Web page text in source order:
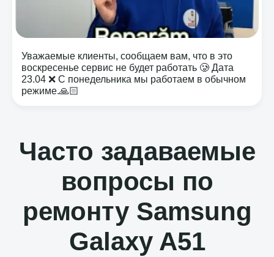
Уважаемые клиенты, сообщаем вам, что в это
воскресенье сервис не будет работать 🥲 Дата
23.04 ❌ С понедельника мы работаем в обычном
режиме.🙏🏻
Часто задаваемые
вопросы по
ремонту Samsung
Galaxy A51